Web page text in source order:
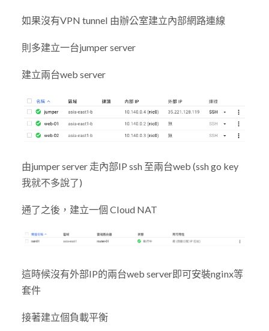
如果沒有VPN tunnel 由辦公室建立內部網路連線
則多建立一台jumper server
建立兩台web server
由jumper server 走內部IP ssh 至兩台web (ssh go key
我就不多說了)
通了之後，建立一個 Cloud NAT
這時候沒有外部IP的兩台web server即可安裝nginx等
套件
接著建立個負載平衡